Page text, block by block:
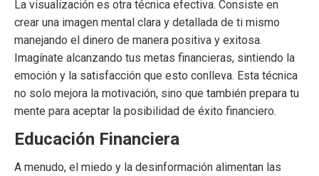
La visualización es otra técnica efectiva. Consiste en
crear una imagen mental clara y detallada de ti mismo
manejando el dinero de manera positiva y exitosa.
Imagínate alcanzando tus metas financieras, sintiendo la
emoción y la satisfacción que esto conlleva. Esta técnica
no solo mejora la motivación, sino que también prepara tu
mente para aceptar la posibilidad de éxito financiero.
Educación Financiera
A menudo, el miedo y la desinformación alimentan las